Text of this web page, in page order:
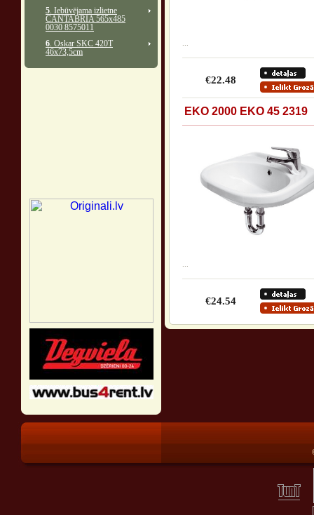
5. Iebūvējama izlietne
CANTABRIA 565x485
0030 8575011
6. Oskar SKC 420T
46x73,5cm
€22.48
EKO 2000 EKO 45 2319
€24.54